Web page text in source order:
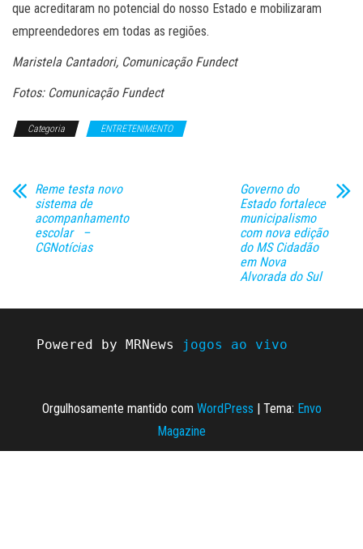
que acreditaram no potencial do nosso Estado e mobilizaram
empreendedores em todas as regiões.
Maristela Cantadori, Comunicação Fundect
Fotos: Comunicação Fundect
Categoria ENTRETENIMENTO
Reme testa novo
sistema de
acompanhamento
escolar –
CGNotícias
Governo do
Estado fortalece
municipalismo
com nova edição
do MS Cidadão
em Nova
Alvorada do Sul
Powered by MRNews jogos ao vivo
Orgulhosamente mantido com WordPress Tema: Envo
Magazine